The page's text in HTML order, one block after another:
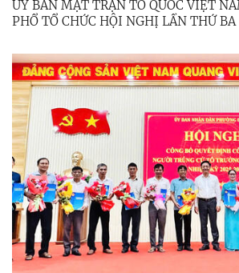
ỦY BAN MẶT TRẬN TỔ QUỐC VIỆT
PHỔ TỔ CHỨC HỘI NGHỊ LẦN THỨ BA